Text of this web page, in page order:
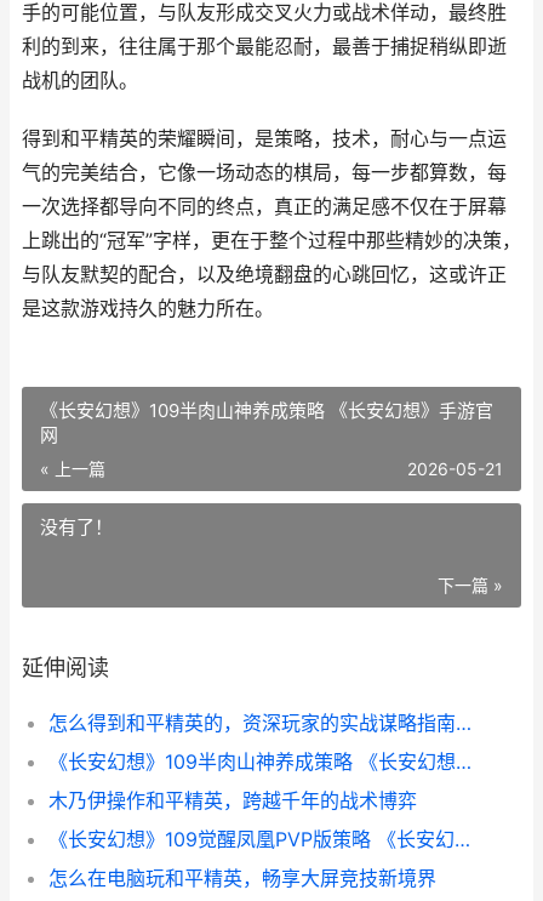
手的可能位置，与队友形成交叉火力或战术佯动，最终胜
利的到来，往往属于那个最能忍耐，最善于捕捉稍纵即逝
战机的团队。
得到和平精英的荣耀瞬间，是策略，技术，耐心与一点运
气的完美结合，它像一场动态的棋局，每一步都算数，每
一次选择都导向不同的终点，真正的满足感不仅在于屏幕
上跳出的“冠军”字样，更在于整个过程中那些精妙的决策，
与队友默契的配合，以及绝境翻盘的心跳回忆，这或许正
是这款游戏持久的魅力所在。
《长安幻想》109半肉山神养成策略 《长安幻想》手游官
网
« 上一篇 2026-05-21
没有了！
下一篇 »
延伸阅读
怎么得到和平精英的，资深玩家的实战谋略指南，副标题，从资源分配到终极胜利的完整心法
《长安幻想》109半肉山神养成策略 《长安幻想》手游官网
木乃伊操作和平精英，跨越千年的战术博弈
《长安幻想》109觉醒凤凰PVP版策略 《长安幻想》下载了打开更新不了
怎么在电脑玩和平精英，畅享大屏竞技新境界